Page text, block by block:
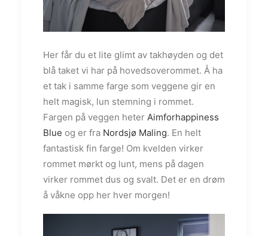
Her får du et lite glimt av takhøyden og det
blå taket vi har på hovedsoverommet. Å ha
et tak i samme farge som veggene gir en
helt magisk, lun stemning i rommet.
Fargen på veggen heter Aimforhappiness
Blue og er fra Nordsjø Maling. En helt
fantastisk fin farge! Om kvelden virker
rommet mørkt og lunt, mens på dagen
virker rommet dus og svalt. Det er en drøm
å våkne opp her hver morgen!